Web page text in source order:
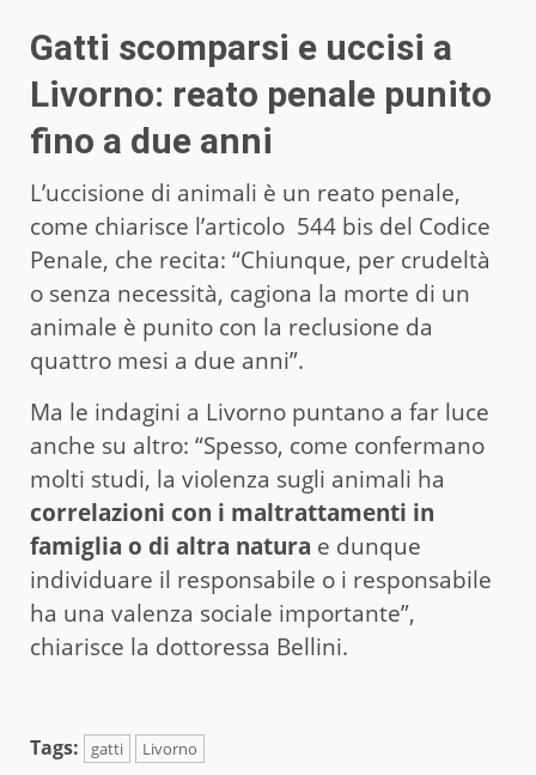
Gatti scomparsi e uccisi a
Livorno: reato penale punito
fino a due anni
L’uccisione di animali è un reato penale,
come chiarisce l’articolo 544 bis del Codice
Penale, che recita: “Chiunque, per crudeltà
o senza necessità, cagiona la morte di un
animale è punito con la reclusione da
quattro mesi a due anni”.
Ma le indagini a Livorno puntano a far luce
anche su altro: “Spesso, come confermano
molti studi, la violenza sugli animali ha
correlazioni con i maltrattamenti in
famiglia o di altra natura e dunque
individuare il responsabile o i responsabile
ha una valenza sociale importante”,
chiarisce la dottoressa Bellini.
Tags: gatti Livorno